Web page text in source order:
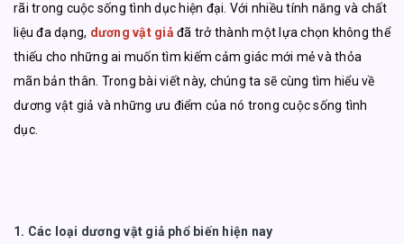
rãi trong cuộc sống tình dục hiện đại. Với nhiều tính năng và chất
liệu đa dạng, dương vật giả đã trở thành một lựa chọn không thể
thiếu cho những ai muốn tìm kiếm cảm giác mới mẻ và thỏa
mãn bản thân. Trong bài viết này, chúng ta sẽ cùng tìm hiểu về
dương vật giả và những ưu điểm của nó trong cuộc sống tình
dục.
1. Các loại dương vật giả phổ biến hiện nay